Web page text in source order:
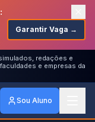
Garantir Vaga →
redações e
e empresas da
Sou Aluno